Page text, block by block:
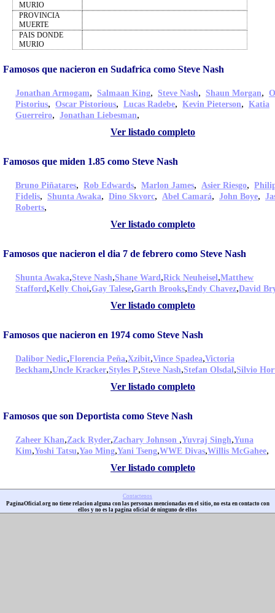
MURIO
PROVINCIA
MUERTE
PAIS DONDE
MURIO
Famosos que nacieron en Sudafrica como Steve Nash
Jonathan Armogam, Salmaan King, Steve Nash, Shaun Morgan,
Pistorius, Oscar Pistorious, Lucas Radebe, Kevin Pieterson, Katia
Guerreiro, Jonathan Liebesman,
Ver listado completo
Famosos que miden 1.85 como Steve Nash
Bruno Piñatares, Rob Edwards, Marlon James, Asier Riesgo,
Fidelis, Shunta Awaka, Dino Skvorc, Abel Camará, John Boye,
Roberts,
Ver listado completo
Famosos que nacieron el dia 7 de febrero como Steve Nash
Shunta Awaka,Steve Nash,Shane Ward,Rick Neuheisel,Matthew
Stafford,Kelly Choi,Gay Talese,Garth Brooks,Endy Chavez,David
Ver listado completo
Famosos que nacieron en 1974 como Steve Nash
Dalibor Nedic,Florencia Peña,Xzibit,Vince Spadea,Victoria
Beckham,Uncle Kracker,Styles P,Steve Nash,Stefan Olsdal,Silvio
Ver listado completo
Famosos que son Deportista como Steve Nash
Zaheer Khan,Zack Ryder,Zachary Johnson ,Yuvraj Singh,Yuna
Kim,Yoshi Tatsu,Yao Ming,Yani Tseng,WWE Divas,Willis McGahee,
Ver listado completo
Contactenos
PaginaOficial.org no tiene relacion alguna con las personas mencionadas en el sitio, no esta en contacto con
ellos y no es la pagina oficial de ninguno de ellos